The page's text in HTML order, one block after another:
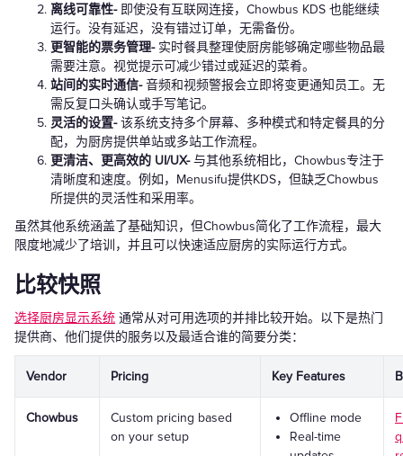
离线可靠性- 即使没有互联网连接，Chowbus KDS 也能继续
运行。没有延迟，没有错过订单，无需备份。
更智能的票务管理- 实时餐具整理使厨房能够确定哪些物品最
需要注意。视觉提示可减少错过或延迟的菜肴。
站间的实时通信-音频和视频警报会立即将变更通知员工。无
需反复口头确认或手写笔记。
灵活的设置-该系统支持多个屏幕、多种模式和特定餐具的分
配，为厨房提供单站或多站工作流程。
更清洁、更高效的 UI/UX-与其他系统相比，Chowbus专注于
清晰度和速度。例如，Menusifu提供KDS，但缺乏Chowbus
所提供的灵活性和采用率。
虽然其他系统涵盖了基础知识，但Chowbus简化了工作流程，最大
限度地减少了培训，并且可以快速适应厨房的实际运行方式。
比较快照
选择厨房显示系统 通常从对可用选项的并排比较开始。以下是热门
提供商、他们提供的服务以及最适合谁的简要分类：
Vendor Pricing Key Features
Chowbus
Custom pricing based
on your setup
Offline mode
Real-time